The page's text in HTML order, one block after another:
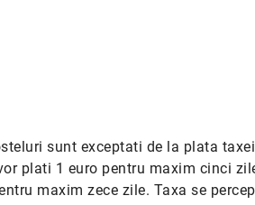
sunt exceptati de la plata
plati 1 euro pentru maxim cinci
maxim zece zile. Taxa se